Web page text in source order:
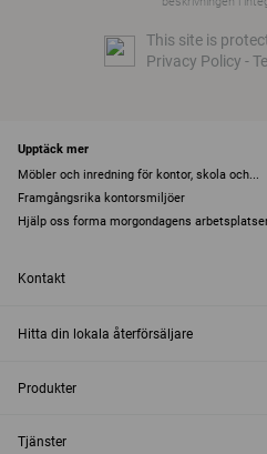
This site is
Privacy Policy -
Upptäck mer
Möbler och inredning för kontor, skola och...
Framgångsrika kontorsmiljöer
Hjälp oss forma morgondagens
Kontakt
Hitta din lokala återförsäljare
Produkter
Tjänster